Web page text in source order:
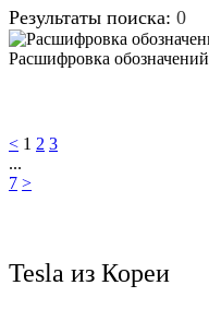
Результаты поиска: 0
Расшифровка обозначений
< 1 2 3
...
7 >
Tesla из Кореи